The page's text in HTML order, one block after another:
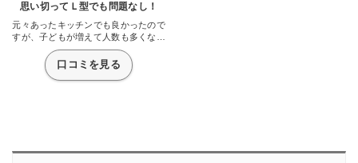
思い切ってＬ型でも問題なし！
元々あったキッチンでも良かったので
すが、子どもが増えて人数も多くなっ
てくると収納スペースがないことにイ
ライラするようになってしまいまし
た。あまりにも食器で溢れかえってい
口コミを見る